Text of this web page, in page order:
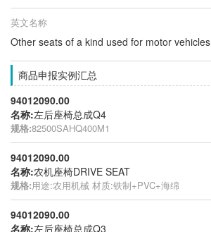
英文名称
Other seats of a kind used for motor vehicles
商品申报实例汇总
94012090.00
名称:左后座椅总成Q4
规格:82500SAHQ400M1
94012090.00
名称:农机座椅DRIVE SEAT
规格:用途:农用机械 材质:铁制+PVC+海绵
94012090.00
名称:左后座椅总成Q3